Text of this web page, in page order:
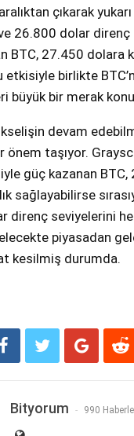
çıkarak
26.800 dolar direnç
BTC, 27.450 dolara
etkisiyle birlikte
büyük bir merak
devam
taşıyor.
güç kazanan BTC,
sağlayabilirse
direnç seviyelerini
piyasadan
kesilmiş durumda.
Bityorum 990